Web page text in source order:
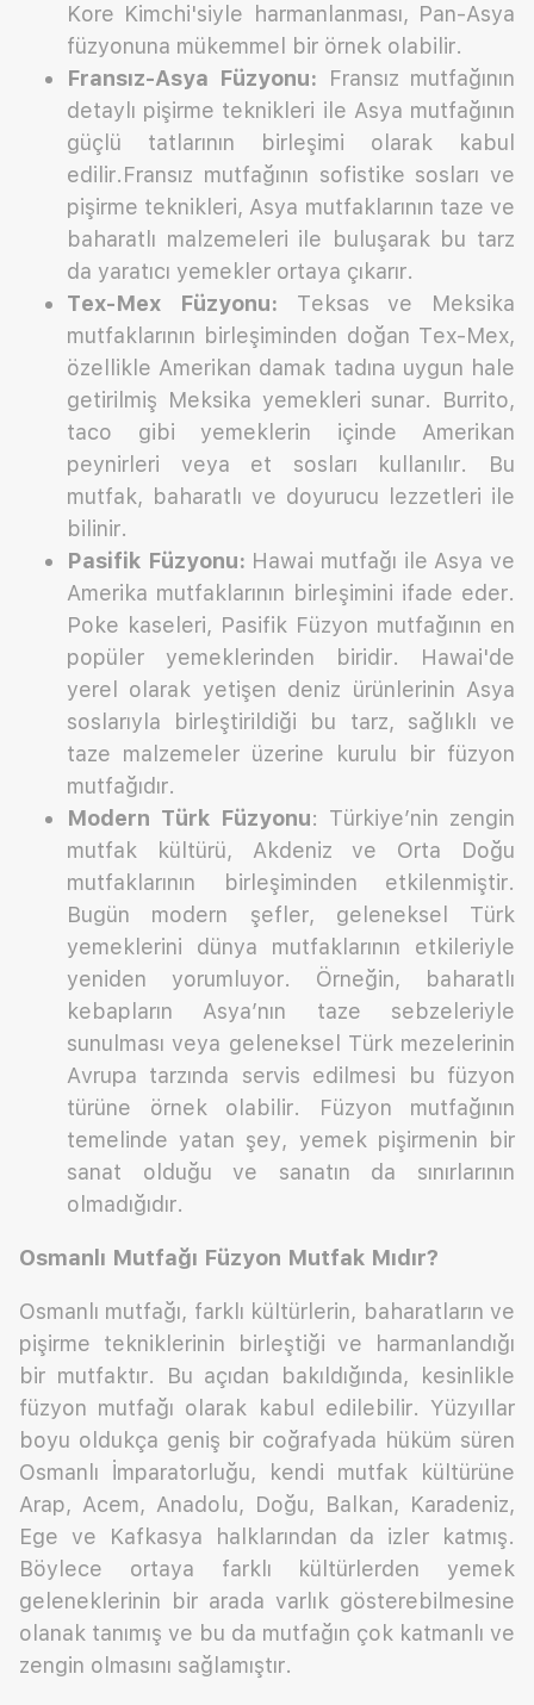
Kore Kimchi'siyle harmanlanması, Pan-Asya
füzyonuna mükemmel bir örnek olabilir.
Fransız-Asya Füzyonu: Fransız mutfağının
detaylı pişirme teknikleri ile Asya mutfağının
güçlü tatlarının birleşimi olarak kabul
edilir.Fransız mutfağının sofistike sosları ve
pişirme teknikleri, Asya mutfaklarının taze ve
baharatlı malzemeleri ile buluşarak bu tarz
da yaratıcı yemekler ortaya çıkarır.
Tex-Mex Füzyonu: Teksas ve Meksika
mutfaklarının birleşiminden doğan Tex-Mex,
özellikle Amerikan damak tadına uygun hale
getirilmiş Meksika yemekleri sunar. Burrito,
taco gibi yemeklerin içinde Amerikan
peynirleri veya et sosları kullanılır. Bu
mutfak, baharatlı ve doyurucu lezzetleri ile
bilinir.
Pasifik Füzyonu: Hawai mutfağı ile Asya ve
Amerika mutfaklarının birleşimini ifade eder.
Poke kaseleri, Pasifik Füzyon mutfağının en
popüler yemeklerinden biridir. Hawai'de
yerel olarak yetişen deniz ürünlerinin Asya
soslarıyla birleştirildiği bu tarz, sağlıklı ve
taze malzemeler üzerine kurulu bir füzyon
mutfağıdır.
Modern Türk Füzyonu: Türkiye’nin zengin
mutfak kültürü, Akdeniz ve Orta Doğu
mutfaklarının birleşiminden etkilenmiştir.
Bugün modern şefler, geleneksel Türk
yemeklerini dünya mutfaklarının etkileriyle
yeniden yorumluyor. Örneğin, baharatlı
kebapların Asya’nın taze sebzeleriyle
sunulması veya geleneksel Türk mezelerinin
Avrupa tarzında servis edilmesi bu füzyon
türüne örnek olabilir. Füzyon mutfağının
temelinde yatan şey, yemek pişirmenin bir
sanat olduğu ve sanatın da sınırlarının
olmadığıdır.
Osmanlı Mutfağı Füzyon Mutfak Mıdır?
Osmanlı mutfağı, farklı kültürlerin, baharatların ve
pişirme tekniklerinin birleştiği ve harmanlandığı
bir mutfaktır. Bu açıdan bakıldığında, kesinlikle
füzyon mutfağı olarak kabul edilebilir. Yüzyıllar
boyu oldukça geniş bir coğrafyada hüküm süren
Osmanlı İmparatorluğu, kendi mutfak kültürüne
Arap, Acem, Anadolu, Doğu, Balkan, Karadeniz,
Ege ve Kafkasya halklarından da izler katmış.
Böylece ortaya farklı kültürlerden yemek
geleneklerinin bir arada varlık gösterebilmesine
olanak tanımış ve bu da mutfağın çok katmanlı ve
zengin olmasını sağlamıştır.